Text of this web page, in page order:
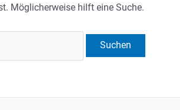
Möglicherweise hilft eine Suche.